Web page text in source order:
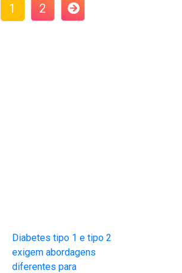
1 2
Diabetes tipo 1 e tipo 2
exigem abordagens
diferentes para